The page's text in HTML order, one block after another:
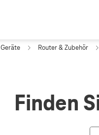
Geräte Router & Zubehör
Finden